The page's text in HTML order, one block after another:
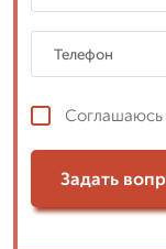
Соглашаюсь
Задать